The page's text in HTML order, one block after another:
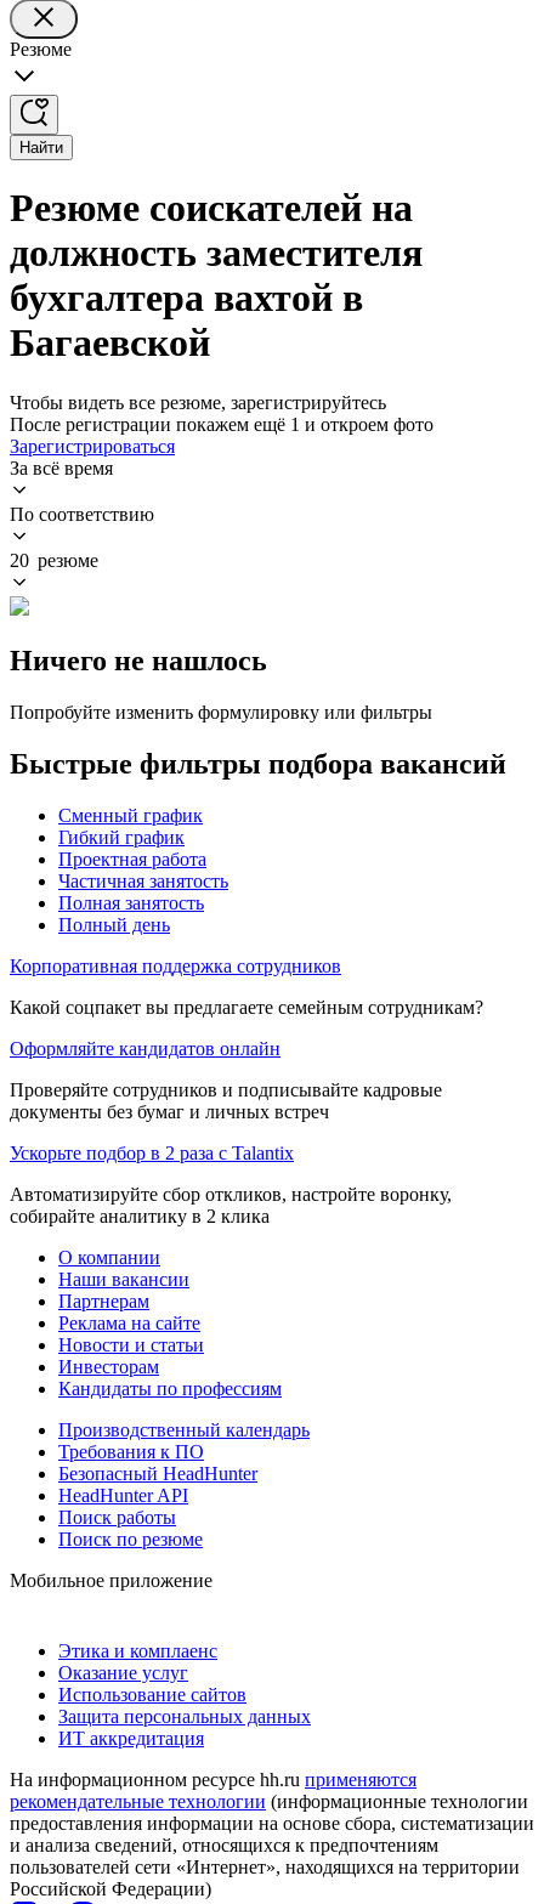
Резюме
Найти
Резюме соискателей на
должность заместителя
бухгалтера вахтой в
Багаевской
Чтобы видеть все резюме, зарегистрируйтесь
После регистрации покажем ещё 1 и откроем фото
Зарегистрироваться
За всё время
По соответствию
20 резюме
Ничего не нашлось
Попробуйте изменить формулировку или фильтры
Быстрые фильтры подбора вакансий
Сменный график
Гибкий график
Проектная работа
Частичная занятость
Полная занятость
Полный день
Корпоративная поддержка сотрудников
Какой соцпакет вы предлагаете семейным сотрудникам?
Оформляйте кандидатов онлайн
Проверяйте сотрудников и подписывайте кадровые
документы без бумаг и личных встреч
Ускорьте подбор в 2 раза с Talantix
Автоматизируйте сбор откликов, настройте воронку,
собирайте аналитику в 2 клика
О компании
Наши вакансии
Партнерам
Реклама на сайте
Новости и статьи
Инвесторам
Кандидаты по профессиям
Производственный календарь
Требования к ПО
Безопасный HeadHunter
HeadHunter API
Поиск работы
Поиск по резюме
Мобильное приложение
Этика и комплаенс
Оказание услуг
Использование сайтов
Защита персональных данных
ИТ аккредитация
На информационном ресурсе hh.ru применяются
рекомендательные технологии (информационные технологии
предоставления информации на основе сбора, систематизации
и анализа сведений, относящихся к предпочтениям
пользователей сети «Интернет», находящихся на территории
Российской Федерации)